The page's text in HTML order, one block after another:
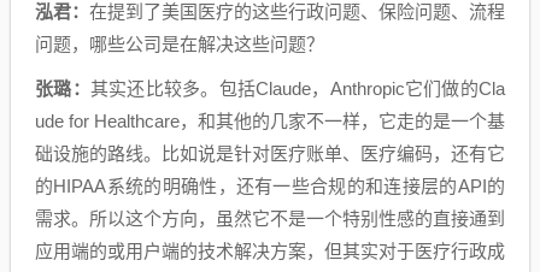
泓君： 在提到了美国医疗的这些行政问题、保险问题、流程
问题，哪些公司是在解决这些问题？
张璐： 其实还比较多。包括Claude，Anthropic它们做的Cla
ude for Healthcare，和其他的几家不一样，它走的是一个基
础设施的路线。比如说是针对医疗账单、医疗编码，还有它
的HIPAA系统的明确性，还有一些合规的和连接层的API的
需求。所以这个方向，虽然它不是一个特别性感的直接通到
应用端的或用户端的技术解决方案，但其实对于医疗行政成